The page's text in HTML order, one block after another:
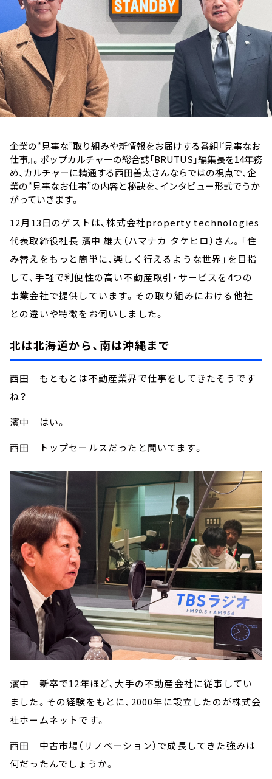
企業の“見事な”取り組みや新情報をお届けする番組『見事なお
仕事』。ポップカルチャーの総合誌「BRUTUS」編集長を14年務
め、カルチャーに精通する西田善太さんならではの視点で、企
業の“見事なお仕事”の内容と秘訣を、インタビュー形式でうか
がっていきます。
12月13日のゲストは、株式会社property technologies
代表取締役社長 濱中 雄大（ハマナカ タケヒロ）さん。「住
み替えをもっと簡単に、楽しく行えるような世界」を目指
して、手軽で利便性の高い不動産取引・サービスを4つの
事業会社で提供しています。その取り組みにおける他社
との違いや特徴をお伺いしました。
北は北海道から、南は沖縄まで
西田 もともとは不動産業界で仕事をしてきたそうです
ね？
濱中 はい。
西田 トップセールスだったと聞いてます。
濱中 新卒で12年ほど、大手の不動産会社に従事してい
ました。その経験をもとに、2000年に設立したのが株式会
社ホームネットです。
西田 中古市場（リノベーション）で成長してきた強みは
何だったんでしょうか。